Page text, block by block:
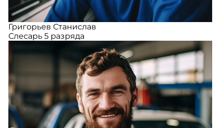
Григорьев Станислав
Слесарь 5 разряда